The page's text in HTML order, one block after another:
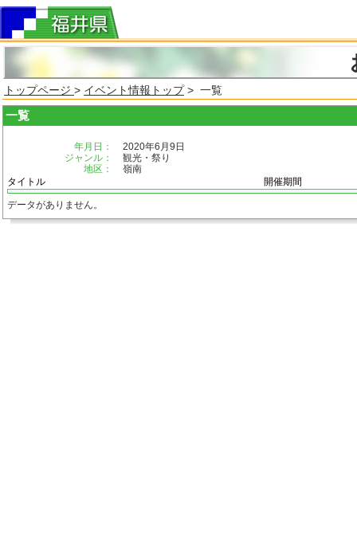
トップページ > イベント情報トップ> 一覧
一覧
年月日：
2020年6月9日
ジャンル：
観光・祭り
地区：
嶺南
タイトル
開催期間
データがありません。